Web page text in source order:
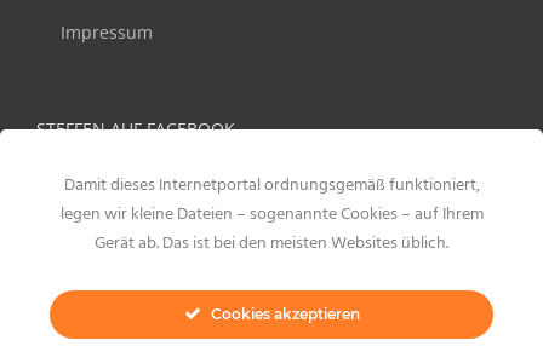
Impressum
STEFFEN AUF FACEBOOK
Damit dieses Internetportal ordnungsgemäß funktioniert,
legen wir kleine Dateien – sogenannte Cookies – auf Ihrem
Gerät ab. Das ist bei den meisten Websites üblich.
Cookies akzeptieren